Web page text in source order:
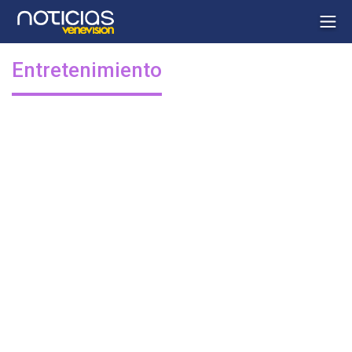
Entretenimiento